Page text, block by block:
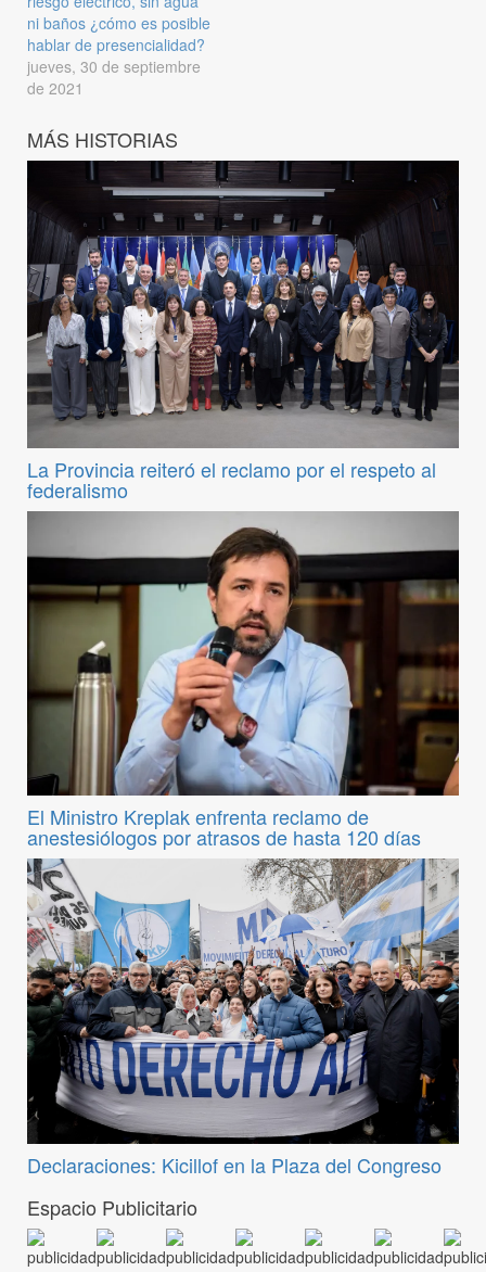
ni baños ¿cómo es posible
hablar de presencialidad?
jueves, 30 de septiembre
de 2021
MÁS HISTORIAS
La Provincia reiteró el reclamo por el respeto al
federalismo
El Ministro Kreplak enfrenta reclamo de
anestesiólogos por atrasos de hasta 120 días
Declaraciones: Kicillof en la Plaza del Congreso
Espacio Publicitario